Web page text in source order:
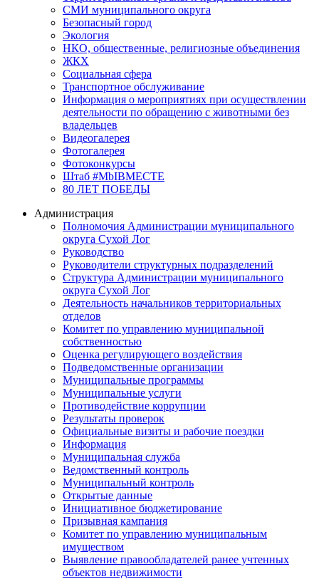
СМИ муниципального округа
Безопасный город
Экология
НКО, общественные, религиозные объединения
ЖКХ
Социальная сфера
Транспортное обслуживание
Информация о мероприятиях при осуществлении
деятельности по обращению с животными без
владельцев
Видеогалерея
Фотогалерея
Фотоконкурсы
Штаб #MbIBMECTE
80 ЛЕТ ПОБЕДЫ
Администрация
Полномочия Администрации муниципального
округа Сухой Лог
Руководство
Руководители структурных подразделений
Структура Администрации муниципального
округа Сухой Лог
Деятельность начальников территориальных
отделов
Комитет по управлению муниципальной
собственностью
Оценка регулирующего воздействия
Подведомственные организации
Муниципальные программы
Муниципальные услуги
Противодействие коррупции
Результаты проверок
Официальные визиты и рабочие поездки
Информация
Муниципальная служба
Ведомственный контроль
Муниципальный контроль
Открытые данные
Инициативное бюджетирование
Призывная кампания
Комитет по управлению муниципальным
имуществом
Выявление правообладателей ранее учтенных
объектов недвижимости